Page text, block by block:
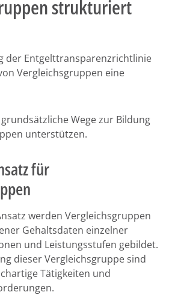
strukturiert
der Entgelttransparenzrichtlinie
Vergleichsgruppen eine
Wege zur Bildung
unterstützen.
für
werden Vergleichsgruppen
Gehaltsdaten einzelner
und Leistungsstufen gebildet.
dieser Vergleichsgruppe sind
Tätigkeiten und